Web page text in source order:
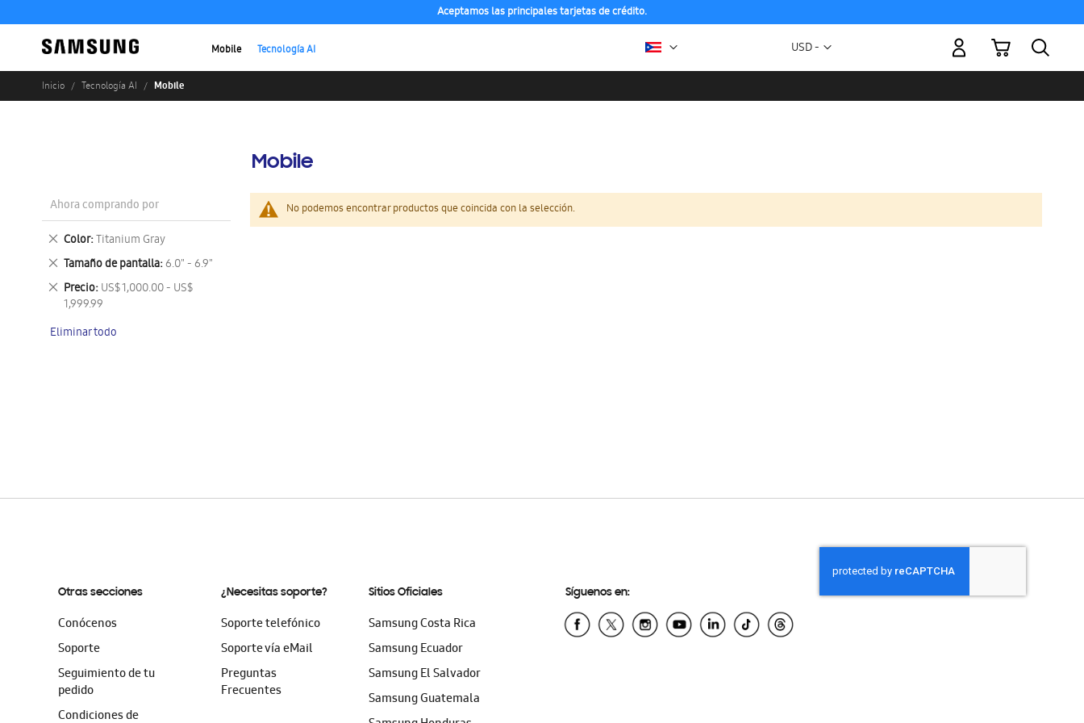
Aceptamos las principales tarjetas de crédito.
Mobile Tecnología AI Moneda
USD -
Mi carrito
Inicio Tecnología AI Mobile
Mobile
No podemos encontrar productos que coincida con la selección.
Ahora comprando por
Color Titanium Gray
Eliminar
este
artículo
Tamaño de pantalla 6.0" - 6.9"
Eliminar
este
artículo
Precio US$ 1,000.00 - US$
1,999.99
Eliminar
este
Eliminar todo
Otras secciones
Conócenos
Soporte
Seguimiento de tu
pedido
Condiciones de
¿Necesitas soporte?
Soporte telefónico
Soporte vía eMail
Preguntas
Frecuentes
Sitios Oficiales
Samsung Costa Rica
Samsung Ecuador
Samsung El Salvador
Samsung Guatemala
Síguenos en: